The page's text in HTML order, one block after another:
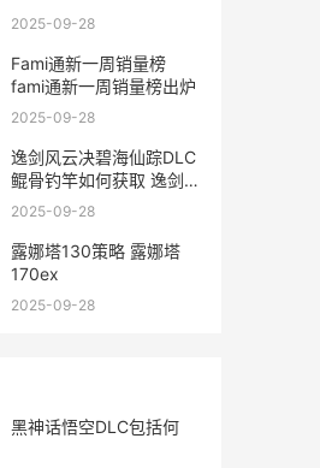
2025-09-28
Fami通新一周销量榜
fami通新一周销量榜出炉
2025-09-28
逸剑风云决碧海仙踪DLC
鲲骨钓竿如何获取 逸剑风
云决碧海仙踪青云主人怎
2025-09-28
露娜塔130策略 露娜塔
170ex
2025-09-28
黑神话悟空DLC包括何